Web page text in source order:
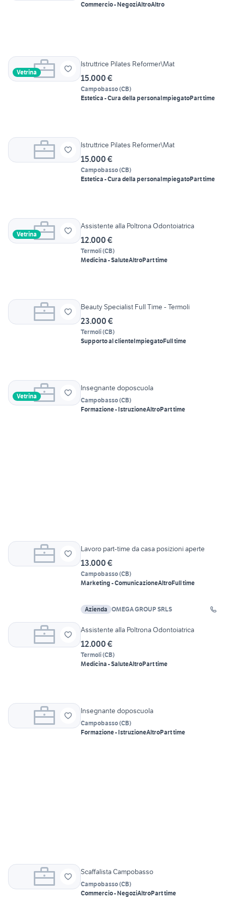
Commercio - NegoziAltroAltro
Vetrina
Istruttrice Pilates Reformer\Mat
15.000 €
Campobasso(CB)
Estetica - Cura della personaImpiegatoPart time
Istruttrice Pilates Reformer\Mat
15.000 €
Campobasso(CB)
Estetica - Cura della personaImpiegatoPart time
Vetrina
Assistente alla Poltrona Odontoiatrica
12.000 €
Termoli(CB)
Medicina - SaluteAltroPart time
Beauty Specialist Full Time - Termoli
23.000 €
Termoli(CB)
Supporto al clienteImpiegatoFull time
Vetrina
Insegnante doposcuola
Campobasso(CB)
Formazione - IstruzioneAltroPart time
Lavoro part-time da casa posizioni aperte
13.000 €
Campobasso(CB)
Marketing - ComunicazioneAltroFull time
Azienda OMEGA GROUP SRLS
Assistente alla Poltrona Odontoiatrica
12.000 €
Termoli(CB)
Medicina - SaluteAltroPart time
Insegnante doposcuola
Campobasso(CB)
Formazione - IstruzioneAltroPart time
Scaffalista Campobasso
Campobasso(CB)
Commercio - NegoziAltroPart time